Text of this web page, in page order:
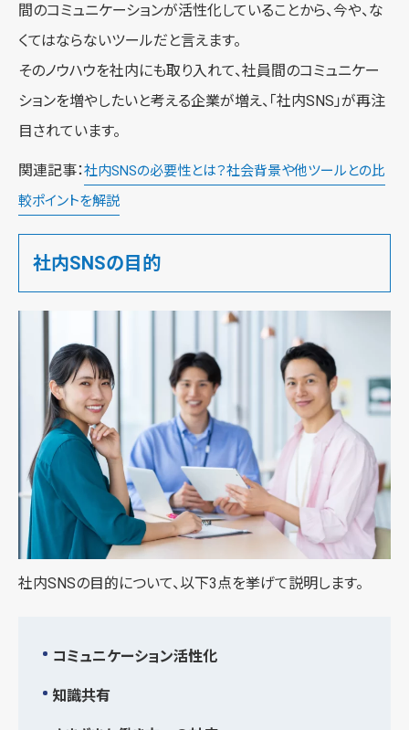
間のコミュニケーションが活性化していることから、今や、な
くてはならないツールだと言えます。
そのノウハウを社内にも取り入れて、社員間のコミュニケー
ションを増やしたいと考える企業が増え、「社内SNS」が再注
目されています。
関連記事：社内SNSの必要性とは？社会背景や他ツールとの比
較ポイントを解説
社内SNSの目的
社内SNSの目的について、以下3点を挙げて説明します。
コミュニケーション活性化
知識共有